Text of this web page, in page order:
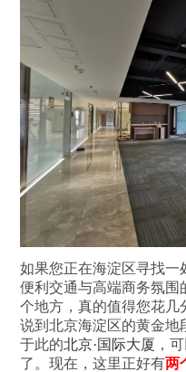
如果您正在海淀区寻找一
便利交通与高端商务氛
个地方，真的值得您花几
说到北京海淀区的黄金地
于此的北京·国际大厦 ，
了。现在，这里正好有两